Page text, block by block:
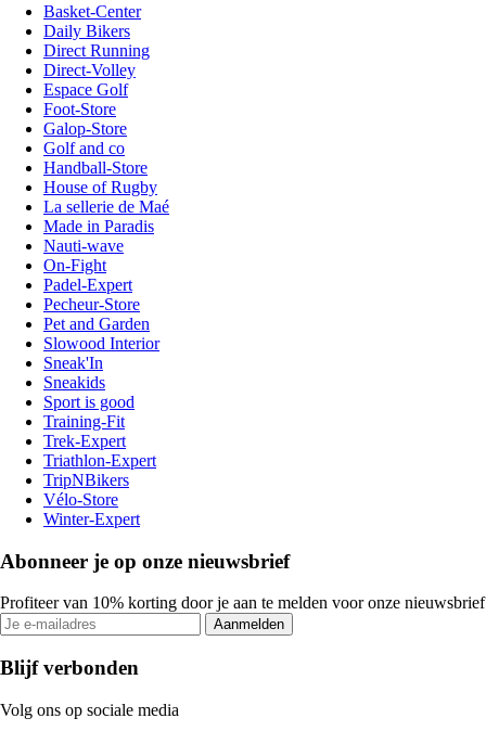
Basket-Center
Daily Bikers
Direct Running
Direct-Volley
Espace Golf
Foot-Store
Galop-Store
Golf and co
Handball-Store
House of Rugby
La sellerie de Maé
Made in Paradis
Nauti-wave
On-Fight
Padel-Expert
Pecheur-Store
Pet and Garden
Slowood Interior
Sneak'In
Sneakids
Sport is good
Training-Fit
Trek-Expert
Triathlon-Expert
TripNBikers
Vélo-Store
Winter-Expert
Abonneer je op onze nieuwsbrief
Profiteer van 10% korting door je aan te melden voor onze nieuwsbrief
Aanmelden
Blijf verbonden
Volg ons op sociale media